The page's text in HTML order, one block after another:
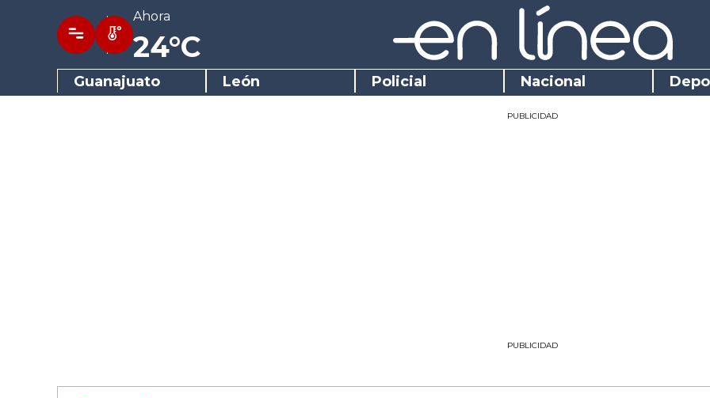
Ahora
24°C
Guanajuato León Policial Nacional
PUBLICIDAD
PUBLICIDAD